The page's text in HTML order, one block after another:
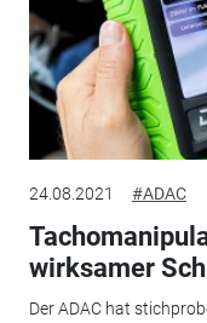
24.08.2021 #ADAC
wirksamer
Der ADAC hat